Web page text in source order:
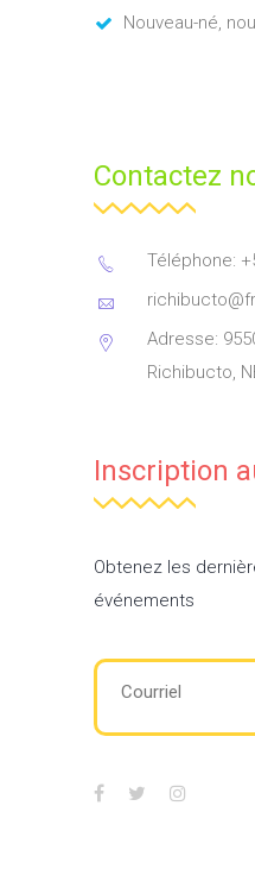
Nouveau-né,
Contactez
Téléphone:
Adresse:
Richibucto,
Inscription
Obtenez les
événements